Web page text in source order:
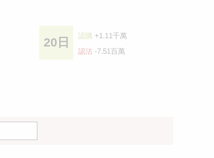
20日 認購 +1.11千萬
認沽 -7.51百萬